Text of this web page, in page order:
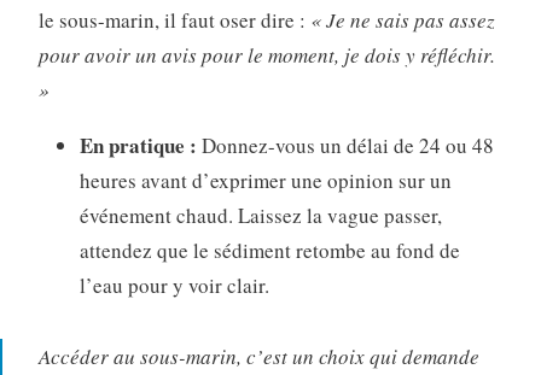
le sous-marin, il faut oser dire : « Je ne sais pas assez
pour avoir un avis pour le moment, je dois y réfléchir.
»
En pratique : Donnez-vous un délai de 24 ou 48
heures avant d’exprimer une opinion sur un
événement chaud. Laissez la vague passer,
attendez que le sédiment retombe au fond de
l’eau pour y voir clair.
Accéder au sous-marin, c’est un choix qui demande